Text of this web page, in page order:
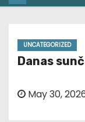
UNCATEGORIZED
Danas
May 30,